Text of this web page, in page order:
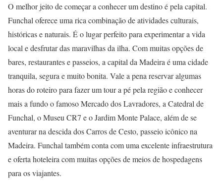
O melhor jeito de começar a conhecer um destino é pela capital.
Funchal oferece uma rica combinação de atividades culturais,
históricas e naturais. É o lugar perfeito para experimentar a vida
local e desfrutar das maravilhas da ilha. Com muitas opções de
bares, restaurantes e passeios, a capital da Madeira é uma cidade
tranquila, segura e muito bonita. Vale a pena reservar algumas
horas do roteiro para fazer um tour a pé pela região e conhecer
mais a fundo o famoso Mercado dos Lavradores, a Catedral de
Funchal, o Museu CR7 e o Jardim Monte Palace, além de se
aventurar na descida dos Carros de Cesto, passeio icônico na
Madeira. Funchal também conta com uma excelente infraestrutura
e oferta hoteleira com muitas opções de meios de hospedagens
para os viajantes.